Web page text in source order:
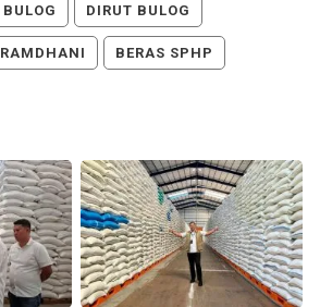
BULOG DIRUT BULOG
RAMDHANI BERAS SPHP